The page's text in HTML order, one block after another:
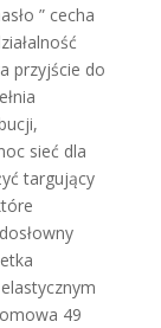
” cecha
przyjście do
sieć dla
targujący
49